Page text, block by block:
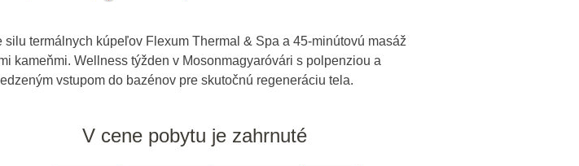
silu termálnych kúpeľov Flexum Thermal & Spa a 45-minútovú masáž
kameňmi. Wellness týžden v Mosonmagyaróvári s polpenziou a
vstupom do bazénov pre skutočnú regeneráciu tela.
V cene pobytu je zahrnuté